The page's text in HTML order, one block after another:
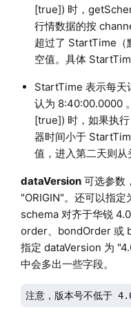
[true]) 时，
行情数据的按
超过了 StartTime（
空值。具体
StartTime 表示每天
认为 8:40:00.0000
[true]) 时，如果执行
器时间小于
值，进入第二天则从
dataVersion可选参数
"ORIGIN"。还可以指定
schema 对齐于华锐
order、bondOrder 或
指定 dataVersion 为
中会多出一些字段。
注意，版本号不低于